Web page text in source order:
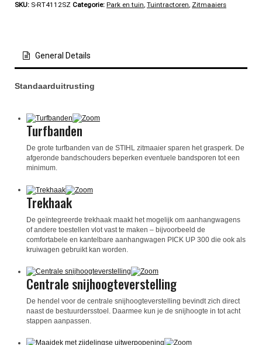
SKU: S-RT4112SZ Categorie: Park en tuin, Tuintractoren, Zitmaaiers
General Details
Standaarduitrusting
Turfbanden
De grote turfbanden van de STIHL zitmaaier sparen het grasperk. De
afgeronde bandschouders beperken eventuele bandsporen tot een
minimum.
Trekhaak
De geïntegreerde trekhaak maakt het mogelijk om aanhangwagens
of andere toestellen vlot vast te maken – bijvoorbeeld de
comfortabele en kantelbare aanhangwagen PICK UP 300 die ook als
kruiwagen gebruikt kan worden.
Centrale snijhoogteverstelling
De hendel voor de centrale snijhoogteverstelling bevindt zich direct
naast de bestuurdersstoel. Daarmee kun je de snijhoogte in tot acht
stappen aanpassen.